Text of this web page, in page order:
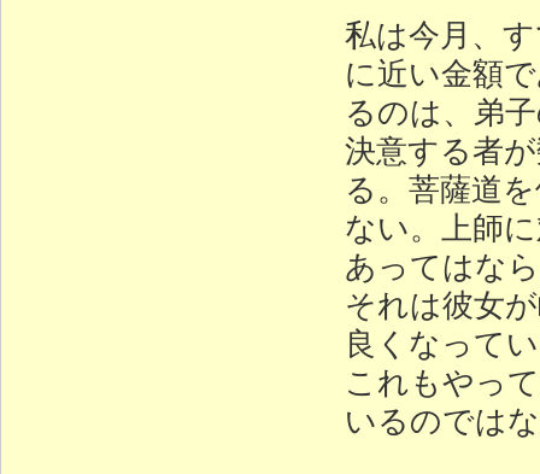
私は今月、
に近い金額
るのは、弟
決意する者
る。菩薩道
ない。上師
あってはな
それは彼女
良くなって
これもやっ
いるのでは